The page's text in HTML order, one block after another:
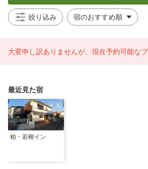
絞り込み
大変申し訳ありませんが、現在予約可能な
最近見た宿
柏・若柳イン